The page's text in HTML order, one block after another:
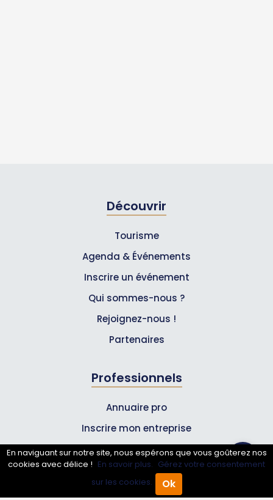
Annuaire Pro Agenda
Découvrir
Tourisme
Agenda & Événements
Inscrire un événement
Qui sommes-nous ?
Rejoignez-nous !
Partenaires
Professionnels
Annuaire pro
Inscrire mon entreprise
Les Abonnements Pros
Infos
En naviguant sur notre site, nous espérons que vous goûterez nos
cookies avec délice ! En savoir plus. Gérez votre consentement
sur les cookies.
Ok